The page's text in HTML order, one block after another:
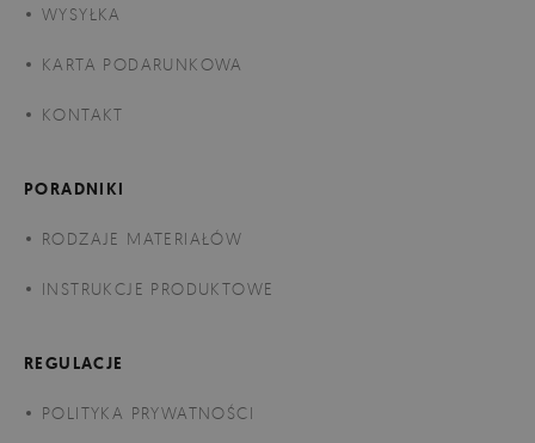
WYSYŁKA
KARTA PODARUNKOWA
KONTAKT
PORADNIKI
RODZAJE MATERIAŁÓW
INSTRUKCJE PRODUKTOWE
REGULACJE
POLITYKA PRYWATNOŚCI